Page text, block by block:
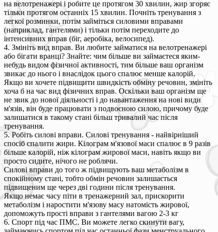
на велотренажері і робите це протягом 30 хвилин, жир згоряє
тільки протягом останніх 15 хвилин. Почніть тренування з
легкої розминки, потім займіться силовими вправами
(наприклад, гантелями) і тільки потім переходите до
інтенсивних вправ (біг, аеробіка, велосипед).
4. Змініть вид вправ. Ви любите займатися на велотренажері
або бігати вранці? Знайте: чим більше ви займаєтеся яким-
небудь видом фізичної активності, тим більше ваш організм
звикає до нього і внаслідок цього спалює менше калорій.
Якщо ви хочете підвищити швидкість обміну речовин, змініть
хоча б на час вид фізичних вправ. Оскільки ваш організм ще
не звик до нової діяльності і до навантаження на нові види
м'язів, він буде працювати з подвоєною силою, причому буде
залишатися в такому стані більш тривалий час після
тренування.
5. Робіть силові вправи. Силові тренування - найвірніший
спосіб спалити жири. Кілограм м'язової маси спалює в 9 разів
більше калорій, ніж кілограм жирової маси, навіть якщо ви
просто сидите, нічого не роблячи.
Силові вправи до того ж підвищують ваш метаболізм в
спокійному стані, тобто обмін речовин залишається
підвищеним ще через дві години після тренування.
Якщо немає часу піти в тренажерний зал, прискорити
метаболізм і наростити м'язову масу натомість жирової,
допоможуть прості вправи з гантелями вагою 2-3 кг
6. Спорт під час ПМС. Ви можете легко скинути вагу,